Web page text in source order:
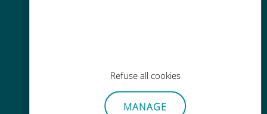
Refuse all cookies
MANAGE
手間いらず